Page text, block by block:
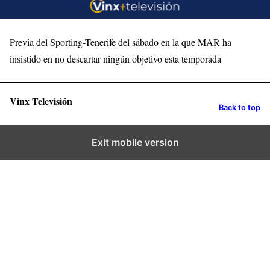
Previa del Sporting-Tenerife del sábado en la que MAR ha
insistido en no descartar ningún objetivo esta temporada
Vinx Televisión Back to top
Exit mobile version